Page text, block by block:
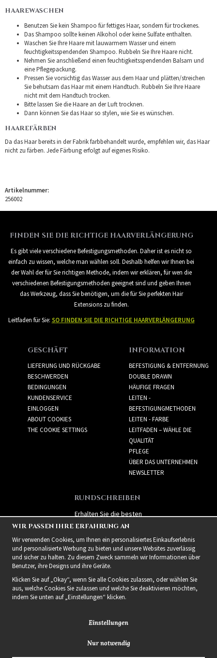
HAAREWASCHEN
Benutzen Sie kein Shampoo für fettiges Haar, sondern für trockenes.
Das Shampoo sollte keinen Alkohol oder keine Sulfate enthalten.
Waschen Sie Ihre Haare mit lauwarmem Wasser und einem
feuchtigkeitsspendenden Shampoo. Rubbeln Sie Ihre Haare nicht.
Nehmen Sie anschließend einen feuchtigkeitsspendenden Balsam und
eine Pflegepackung.
Pressen Sie vorsichtig das Wasser aus dem Haar und plätten/streichen
Sie behutsam das Haar mit einem Handtuch. Rubbeln Sie Ihre Haare
nicht mit dem Handtuch trocken.
Bitte lassen Sie die Haare an der Luft trocknen.
Dann können Sie das Haar so stylen, wie Sie es wünschen.
HAAREFÄRBEN
Da das Haar bereits in der Fabrik farbbehandelt wurde, empfehlen wir, das Haar
nicht zu färben. Jede Färbung erfolgt auf eigenes Risiko.
Artikelnummer:
256002
FINDEN SIE DIE RICHTIGE HAARVERLÄNGERUNG
Es gibt viele verschiedene Befestigungsmethoden. Daher ist es nicht so
einfach zu wissen, welche man wählen soll. Deshalb helfen wir Ihnen bei
der Wahl der für Sie richtigen Methode, indem wir erklären, für wen die
verschiedenen Befestigungsmethoden geeignet sind und geben Ihnen
das Werkzeug, dass Sie benötigen, um die für Sie perfekten Hair
Extensions zu finden.
Leitfaden für Sie: SO FINDEN SIE DIE RICHTIGE HAARVERLÄNGERUNG
GESCHÄFT
LIEFERUNG UND RÜCKGABE
BESCHWERDEN
BEDINGUNGEN
KUNDENSERVICE
EINLOGGEN
ABOUT COOKIES
THE COOKIE SETTINGS
INFORMATION
BEFESTIGUNG & ENTFERNUNG
DOUBLE DRAWN
HÄUFIGE FRAGEN
LEITEN -
BEFESTIGUNGMETHODEN
LEITEN - FARBE
LEITFADEN – WÄHLE DIE
QUALITÄT
PFLEGE
ÜBER DAS UNTERNEHMEN
NEWSLETTER
RUNDSCHREIBEN
Erhalten Sie die besten
Angebote und spannende
neue Produkte!
2021 Delightful Hair
WIR PASSEN IHRE ERFAHRUNG AN
Wir verwenden Cookies, um Ihnen ein personalisiertes Einkaufserlebnis
und personalisierte Werbung zu bieten und unsere Websites zuverlässig
und sicher zu halten. Zu diesem Zweck sammeln wir Informationen über
Benutzer, ihre Designs und ihre Geräte.
Klicken Sie auf „Okay“, wenn Sie alle Cookies zulassen, oder wählen Sie
aus, welche Cookies Sie zulassen und welche Sie deaktivieren möchten,
indem Sie unten auf „Einstellungen“ klicken.
Einstellungen
Nur notwendig